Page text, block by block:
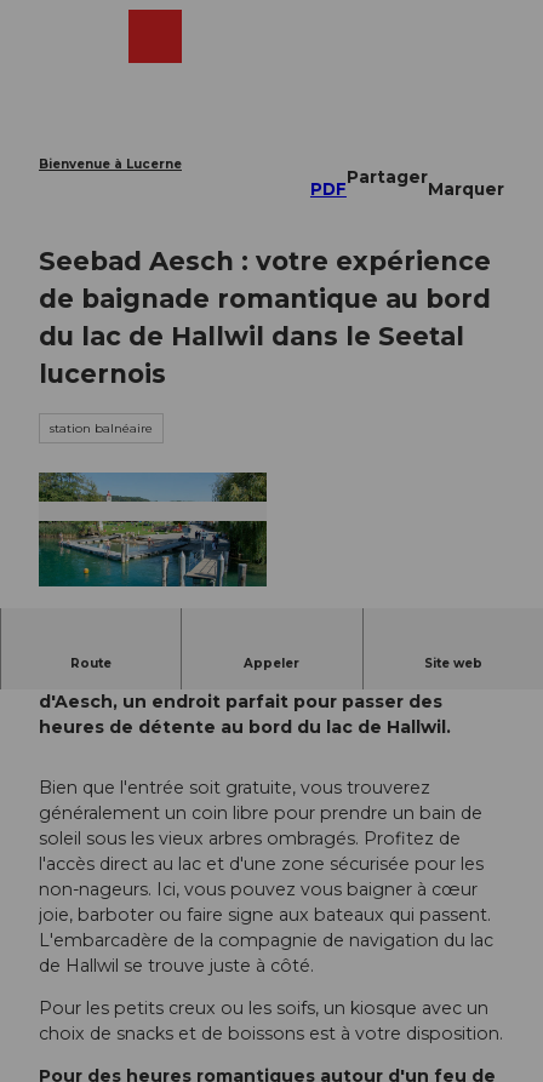
Bienvenue à Lucerne
PDF
Partager
Marquer
Seebad Aesch : votre expérience
de baignade romantique au bord
du lac de Hallwil dans le Seetal
lucernois
station balnéaire
Route Appeler Site web
Bienvenue dans l'idyllique station balnéaire
d'Aesch, un endroit parfait pour passer des
heures de détente au bord du lac de Hallwil.
Bien que l'entrée soit gratuite, vous trouverez
généralement un coin libre pour prendre un bain de
soleil sous les vieux arbres ombragés. Profitez de
l'accès direct au lac et d'une zone sécurisée pour les
non-nageurs. Ici, vous pouvez vous baigner à cœur
joie, barboter ou faire signe aux bateaux qui passent.
L'embarcadère de la compagnie de navigation du lac
de Hallwil se trouve juste à côté.
Pour les petits creux ou les soifs, un kiosque avec un
choix de snacks et de boissons est à votre disposition.
Pour des heures romantiques autour d'un feu de